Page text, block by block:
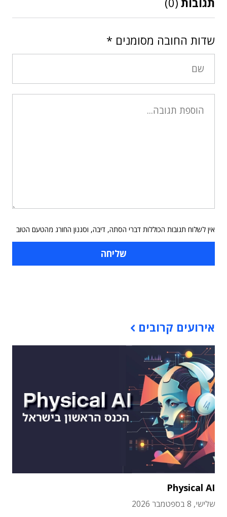
שדות החובה מסומנים *
אין לשלוח תגובות הכוללות דברי הסתה, דיבה, וסגנון החורג מהטעם הטוב
אירועים קרובים
Physical AI
שלישי, 8 בספטמבר 2026